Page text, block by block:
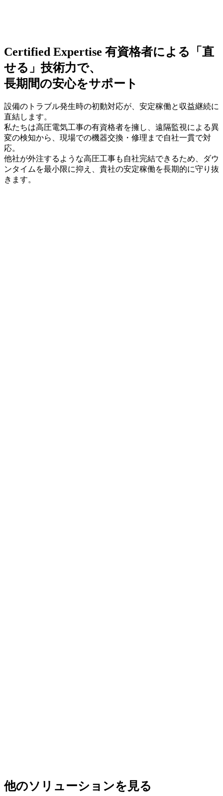
Certified Expertise 有資格者による「直
せる」技術力で、
長期間の安心をサポート
設備のトラブル発生時の初動対応が、安定稼働と収益継続に
直結します。
私たちは高圧電気工事の有資格者を擁し、遠隔監視による異
変の検知から、現場での機器交換・修理まで自社一貫で対
応。
他社が外注するような高圧工事も自社完結できるため、ダウ
ンタイムを最小限に抑え、貴社の安定稼働を長期的に守り抜
きます。
他のソリューションを見る